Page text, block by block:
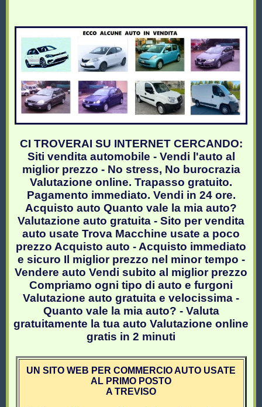
CI TROVERAI SU INTERNET CERCANDO:
Siti vendita automobile - Vendi l'auto al
miglior prezzo - No stress, No burocrazia
Valutazione online. Trapasso gratuito.
Pagamento immediato. Vendi in 24 ore.
Acquisto auto Quanto vale la mia auto?
Valutazione auto gratuita - Sito per vendita
auto usate Trova Macchine usate a poco
prezzo Acquisto auto - Acquisto immediato
e sicuro Il miglior prezzo nel minor tempo -
Vendere auto Vendi subito al miglior prezzo
Compriamo ogni tipo di auto e furgoni
Valutazione auto gratuita e velocissima -
Quanto vale la mia auto? - Valuta
gratuitamente la tua auto Valutazione online
gratis in 2 minuti
UN SITO WEB PER COMMERCIO AUTO USATE
AL PRIMO POSTO
A TREVISO